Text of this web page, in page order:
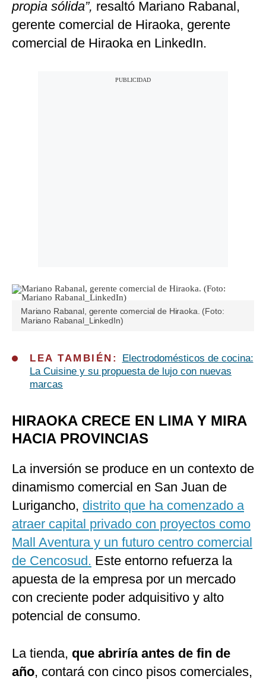
propia sólida”, resaltó Mariano Rabanal,
gerente comercial de Hiraoka, gerente
comercial de Hiraoka en LinkedIn.
Mariano Rabanal, gerente comercial de Hiraoka. (Foto:
Mariano Rabanal_LinkedIn)
LEA TAMBIÉN:
Electrodomésticos de cocina:
La Cuisine y su propuesta de lujo con nuevas
marcas
HIRAOKA CRECE EN LIMA Y MIRA
HACIA PROVINCIAS
La inversión se produce en un contexto de
dinamismo comercial en San Juan de
Lurigancho, distrito que ha comenzado a
atraer capital privado con proyectos como
Mall Aventura y un futuro centro comercial
de Cencosud. Este entorno refuerza la
apuesta de la empresa por un mercado
con creciente poder adquisitivo y alto
potencial de consumo.
La tienda, que abriría antes de fin de
año, contará con cinco pisos comerciales,